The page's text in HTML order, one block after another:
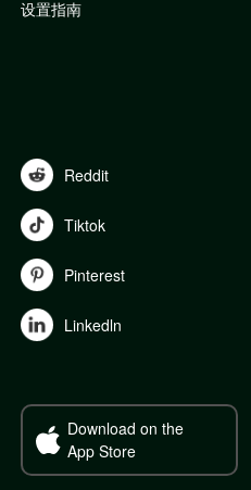
设置指南
Reddit
Tiktok
Pinterest
Linkedln
Download on the
App Store